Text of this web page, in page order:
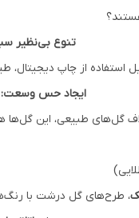
تنوع بی‌نظیر
استفاده از چاپ
ایجاد حس وسعت:
گل‌های طبیعی، این گل‌ها
، طرح‌های گل درشت با